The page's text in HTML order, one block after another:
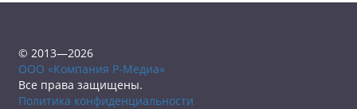
© 2013—2026
ООО «Компания Р-Медиа»
Все права защищены.
Политика конфиденциальности